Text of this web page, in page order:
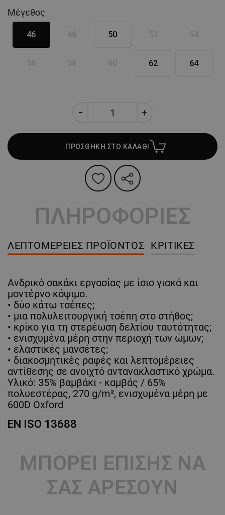
Μέγεθος
46 50
62 64
ΠΡΟΣΘΗΚΗ ΣΤΟ ΚΑΛΑΘΙ
ΠΛΗΡΟΦΟΡΙΕΣ
ΛΕΠΤΟΜΈΡΕΙΕΣ ΠΡΟΪΌΝΤΟΣ ΚΡΙΤΙΚΈΣ
Ανδρικό σακάκι εργασίας με ίσιο γιακά και
μοντέρνο κόψιμο.
• δύο κάτω τσέπες;
• μια πολυλειτουργική τσέπη στο στήθος;
• κρίκο για τη στερέωση δελτίου ταυτότητας;
• ενισχυμένα μέρη στην περιοχή των ώμων;
• ελαστικές μανσέτες;
• διακοσμητικές ραφές και λεπτομέρειες
αντίθεσης σε ανοιχτό αντανακλαστικό χρώμα.
Υλικό: 35% βαμβάκι - καμβάς / 65%
πολυεστέρας, 270 g/m², ενισχυμένα μέρη με
600D Oxford
EN ISO 13688
ΜΠΟΡΕΊ ΕΠΊΣΗΣ ΝΑ
ΣΑΣ ΑΡΈΣΟΥΝ